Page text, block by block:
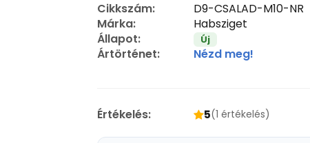
Cikkszám:
D9-CSALAD-M10-NR
Márka:
Habsziget
Állapot:
Új
Ártörténet: Nézd meg!
Értékelés: 5(1 értékelés)